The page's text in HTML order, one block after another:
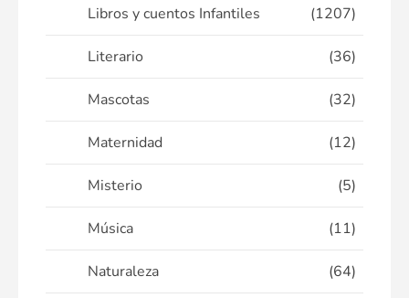
Libros y cuentos Infantiles (1207)
Literario (36)
Mascotas (32)
Maternidad (12)
Misterio (5)
Música (11)
Naturaleza (64)